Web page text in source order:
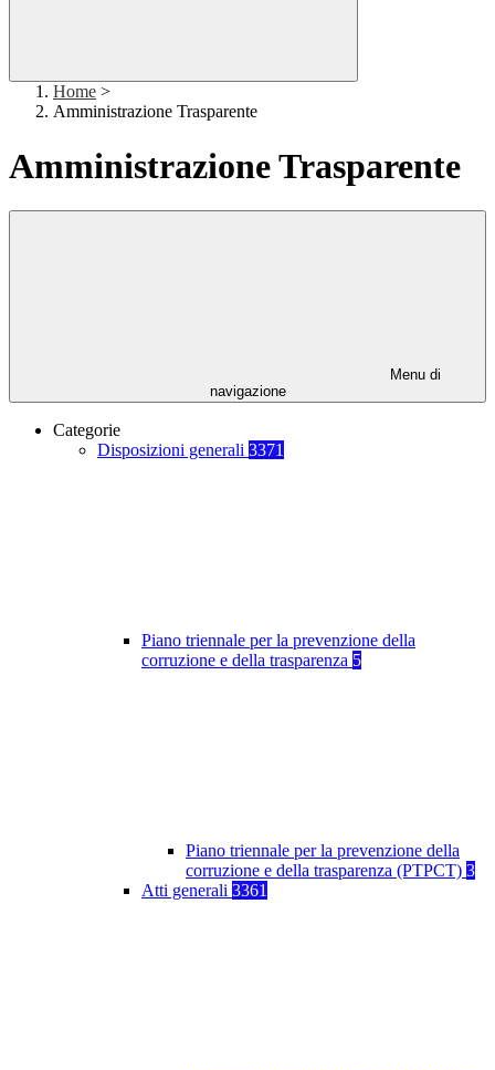
Home >
Amministrazione Trasparente
Amministrazione Trasparente
Menu di
navigazione
Categorie
Disposizioni generali 3371
Piano triennale per la prevenzione della
corruzione e della trasparenza 5
Piano triennale per la prevenzione della
corruzione e della trasparenza (PTPCT) 3
Atti generali 3361